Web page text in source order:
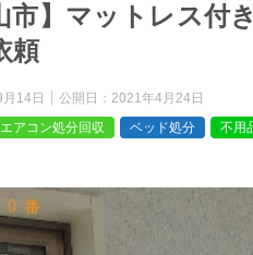
市】マットレス
頼
14日 公開日： 2021年4月24日
エアコン処分回収 ベッド処分 不用